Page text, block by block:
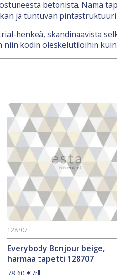
betonista. Nämä
ja tuntuvan
henkeä, skandinaavista
kodin oleskelutiloihin
Everybody Bonjour beige,
harmaa tapetti 128707
128707
78,60 €/rll